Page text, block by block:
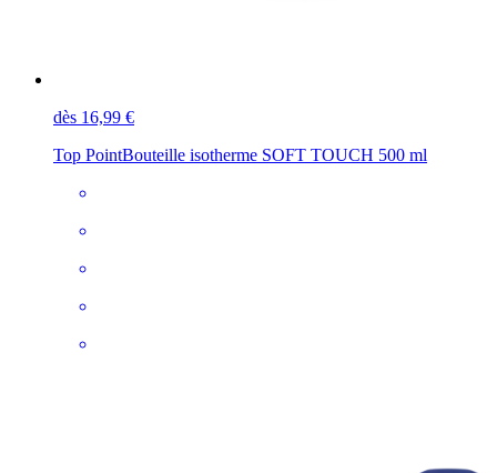
dès 16,99 €
Top PointBouteille isotherme SOFT TOUCH 500 ml